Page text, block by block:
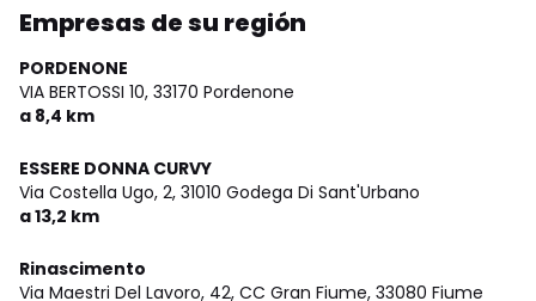
Empresas de su región
PORDENONE
VIA BERTOSSI 10, 33170 Pordenone
a 8,4 km
ESSERE DONNA CURVY
Via Costella Ugo, 2, 31010 Godega Di Sant'Urbano
a 13,2 km
Rinascimento
Via Maestri Del Lavoro, 42, CC Gran Fiume, 33080 Fiume